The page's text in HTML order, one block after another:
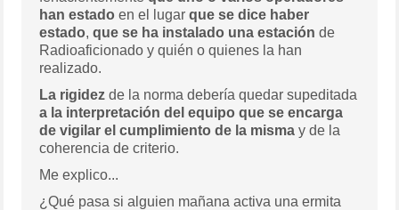
han estado en el lugarque se dice haber
estado,que se ha instalado una estación de
Radioaficionado y quién o quienes la han
realizado.
La rigidez de la norma debería quedar supeditada
a la interpretación del equipo que se encarga
de vigilar el cumplimiento de la misma y de la
coherencia de criterio.
Me explico...
¿Qué pasa si alguien mañana activa una ermita